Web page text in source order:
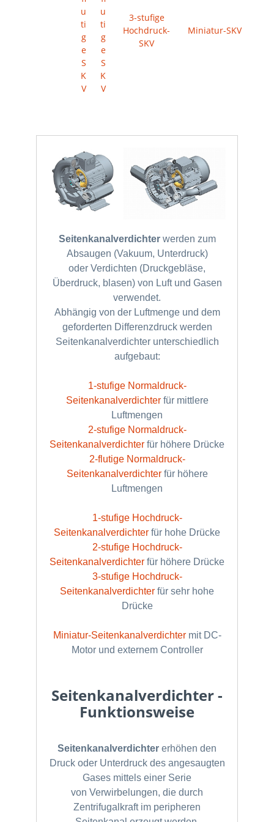
u
ti
g
e
S
K
V
u
ti
g
e
S
K
V
3-stufige
Hochdruck-
SKV
Miniatur-SKV
Seitenkanalverdichter werden zum
Absaugen (Vakuum, Unterdruck)
oder Verdichten (Druckgebläse,
Überdruck, blasen) von Luft und Gasen
verwendet.
Abhängig von der Luftmenge und dem
geforderten Differenzdruck werden
Seitenkanalverdichter unterschiedlich
aufgebaut:
1-stufige Normaldruck-
Seitenkanalverdichter für mittlere
Luftmengen
2-stufige Normaldruck-
Seitenkanalverdichter für höhere Drücke
2-flutige Normaldruck-
Seitenkanalverdichter für höhere
Luftmengen
1-stufige Hochdruck-
Seitenkanalverdichter für hohe Drücke
2-stufige Hochdruck-
Seitenkanalverdichter für höhere Drücke
3-stufige Hochdruck-
Seitenkanalverdichter für sehr hohe
Drücke
Miniatur-Seitenkanalverdichter mit DC-
Motor und externem Controller
Seitenkanalverdichter -
Funktionsweise
Seitenkanalverdichter erhöhen den
Druck oder Unterdruck des angesaugten
Gases mittels einer Serie
von Verwirbelungen, die durch
Zentrifugalkraft im peripheren